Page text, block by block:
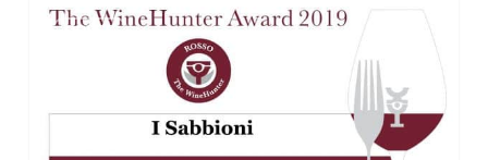
THE
WINEHUNTER
ORIOLO
PRESS